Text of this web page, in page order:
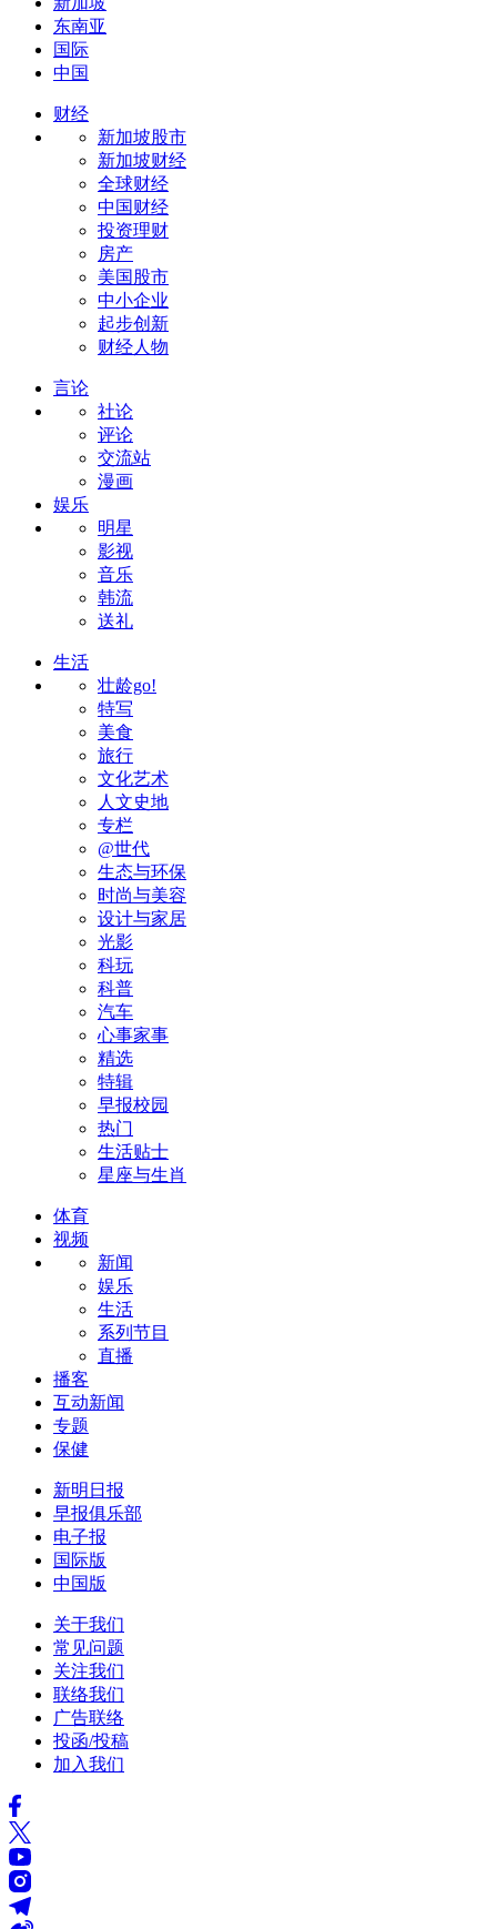
东南亚
国际
中国
财经
新加坡股市
新加坡财经
全球财经
中国财经
投资理财
房产
美国股市
中小企业
起步创新
财经人物
言论
社论
评论
交流站
漫画
娱乐
明星
影视
音乐
韩流
送礼
生活
壮龄go!
特写
美食
旅行
文化艺术
人文史地
专栏
@世代
生态与环保
时尚与美容
设计与家居
光影
科玩
科普
汽车
心事家事
精选
特辑
早报校园
热门
生活贴士
星座与生肖
体育
视频
新闻
娱乐
生活
系列节目
直播
播客
互动新闻
专题
保健
新明日报
早报俱乐部
电子报
国际版
中国版
关于我们
常见问题
关注我们
联络我们
广告联络
投函/投稿
加入我们